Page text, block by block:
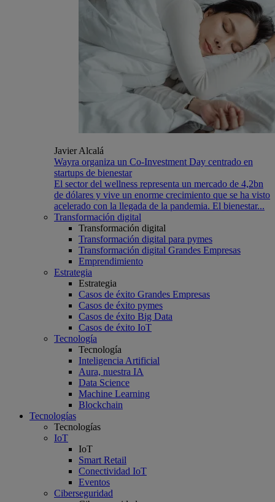
Javier Alcalá
Wayra organiza un Co-Investment Day centrado en
startups de bienestar
El sector del wellness representa un mercado de 4,2bn
de dólares y vive un enorme crecimiento que se ha visto
acelerado con la llegada de la pandemia. El bienestar...
Transformación digital
Transformación digital
Transformación digital para pymes
Transformación digital Grandes Empresas
Emprendimiento
Estrategia
Estrategia
Casos de éxito Grandes Empresas
Casos de éxito pymes
Casos de éxito Big Data
Casos de éxito IoT
Tecnología
Tecnología
Inteligencia Artificial
Aura, nuestra IA
Data Science
Machine Learning
Blockchain
Tecnologías
Tecnologías
IoT
IoT
Smart Retail
Conectividad IoT
Eventos
Ciberseguridad